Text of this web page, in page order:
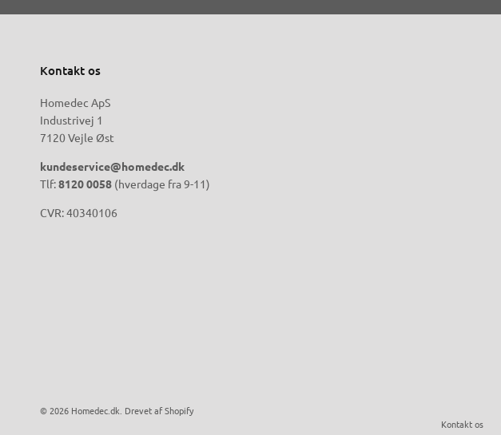
Kontakt os
Homedec ApS
Industrivej 1
7120 Vejle Øst
kundeservice@homedec.dk
Tlf:8120 0058 (hverdage fra 9-11)
CVR: 40340106
Kontakt os
© 2026 Homedec.dk Drevet af Shopify